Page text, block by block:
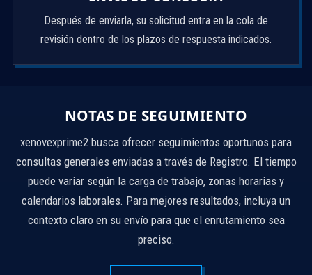
Después de enviarla, su solicitud entra en la cola de
revisión dentro de los plazos de respuesta indicados.
NOTAS DE SEGUIMIENTO
xenovexprime2 busca ofrecer seguimientos oportunos para
consultas generales enviadas a través de Registro. El tiempo
puede variar según la carga de trabajo, zonas horarias y
calendarios laborales. Para mejores resultados, incluya un
contexto claro en su envío para que el enrutamiento sea
preciso.